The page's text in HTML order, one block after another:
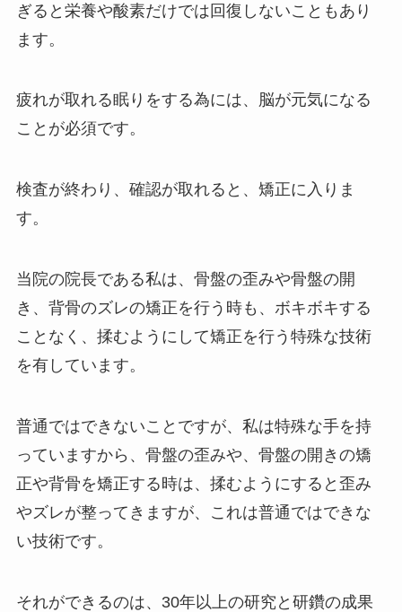
ぎると栄養や酸素だけでは回復しないこともあり
ます。
疲れが取れる眠りをする為には、脳が元気になる
ことが必須です。
検査が終わり、確認が取れると、矯正に入りま
す。
当院の院長である私は、骨盤の歪みや骨盤の開
き、背骨のズレの矯正を行う時も、ボキボキする
ことなく、揉むようにして矯正を行う特殊な技術
を有しています。
普通ではできないことですが、私は特殊な手を持
っていますから、骨盤の歪みや、骨盤の開きの矯
正や背骨を矯正する時は、揉むようにすると歪み
やズレが整ってきますが、これは普通ではできな
い技術です。
それができるのは、30年以上の研究と研鑽の成果